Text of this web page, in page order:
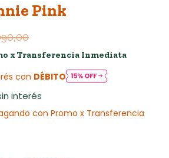
Pink
x Transferencia Inmediata
con DÉBITO
interés
con Promo x Transferencia